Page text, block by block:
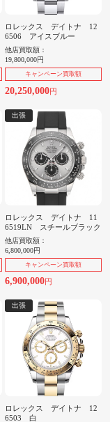
ロレックス デイトナ 12
6506 アイスブルー
他店買取額：
19,800,000円
キャンペーン買取額
20,250,000円
出張
ロレックス デイトナ 11
6519LN スチールブラック
他店買取額：
6,800,000円
キャンペーン買取額
6,900,000円
出張
ロレックス デイトナ 12
6503 白